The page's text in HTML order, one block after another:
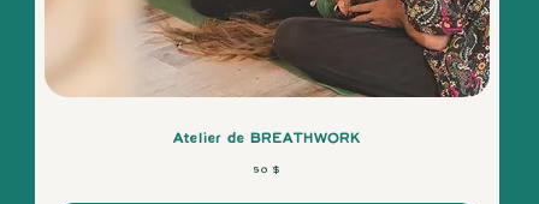
Atelier de BREATHWORK
50 $